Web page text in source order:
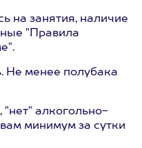
на занятия, наличие
"Правила
Не менее полубака
"нет" алкогольно-
минимум за сутки